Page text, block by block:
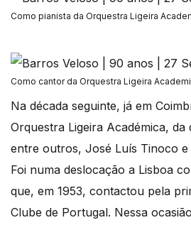
Como pianista da Orquestra Ligeira
Como cantor da Orquestra Ligeira
Na década seguinte, já em
Orquestra Ligeira Académica,
entre outros, José Luís Tinoco
Foi numa deslocação a Lisboa
que, em 1953, contactou pela
Clube de Portugal. Nessa